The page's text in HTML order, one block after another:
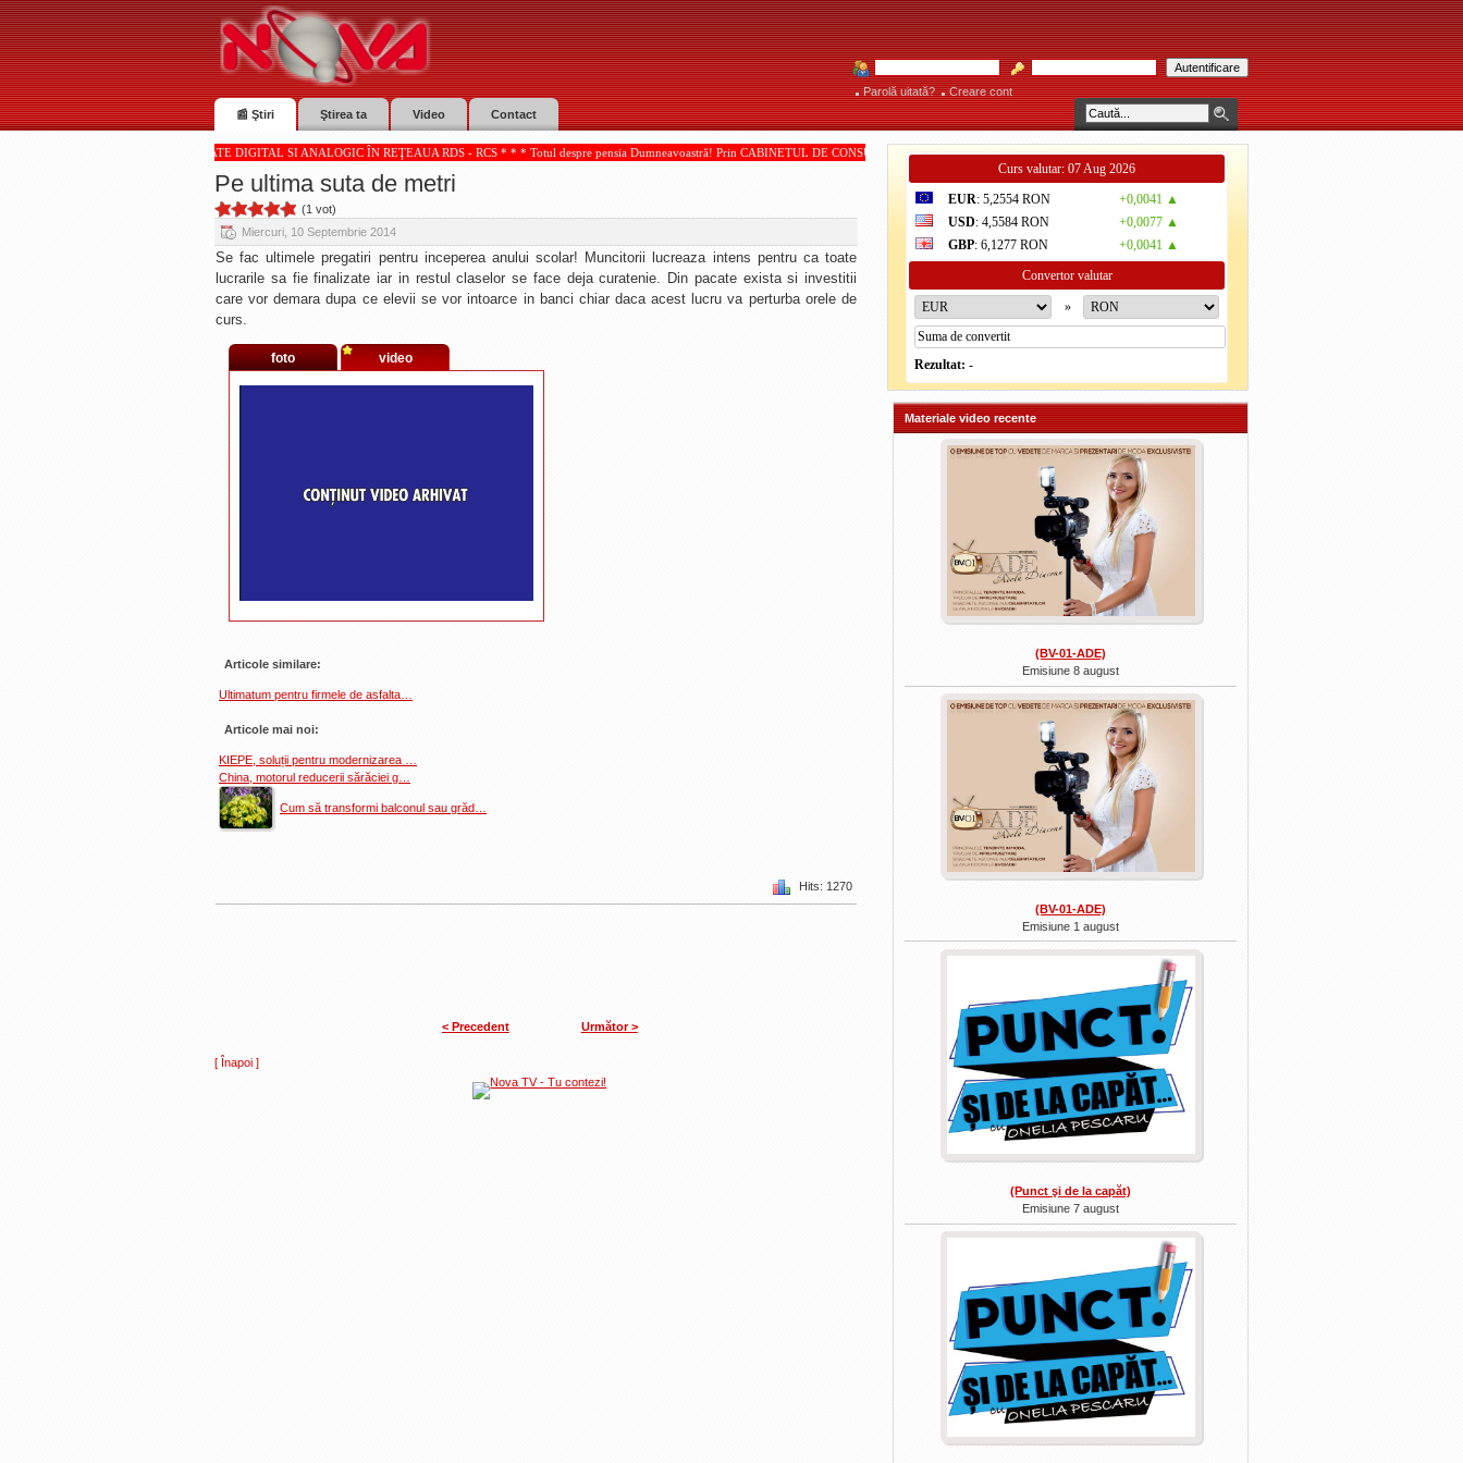
Parolă uitată?
Creare cont
📰 Ştiri
Ştirea ta Video Contact
NOVA TV SUNT RECEPŢIONATE DIGITAL SI ANALOGIC ÎN REŢEAUA RDS - RCS * * * Totul despre pensia Dumneavoastră! Prin CABINETUL DE CONSULTANŢĂ PENSII, acordate de IOAN PAMPARĂU! * * * Consultaţiile se acordă individual pe bază de programare
Pe ultima suta de metri
(1 vot)
Miercuri, 10 Septembrie 2014
Se fac ultimele pregatiri pentru inceperea anului scolar! Muncitorii lucreaza intens pentru ca toate
lucrarile sa fie finalizate iar in restul claselor se face deja curatenie. Din pacate exista si investitii
care vor demara dupa ce elevii se vor intoarce in banci chiar daca acest lucru va perturba orele de
curs.
foto video
Articole similare:
Ultimatum pentru firmele de asfalta…
Articole mai noi:
KIEPE, soluții pentru modernizarea …
China, motorul reducerii sărăciei g…
Cum să transformi balconul sau grăd…
Hits: 1270
< Precedent Următor >
[ Înapoi ]
Curs valutar: 07 Aug 2026
EUR: 5,2554 RON
+0,0041 ▲
USD: 4,5584 RON
+0,0077 ▲
GBP: 6,1277 RON
+0,0041 ▲
Convertor valutar
»
Rezultat: -
Materiale video recente
(BV-01-ADE)
Emisiune 8 august
(BV-01-ADE)
Emisiune 1 august
(Punct şi de la capăt)
Emisiune 7 august